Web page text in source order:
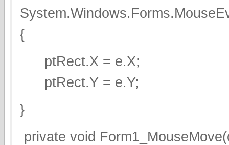
{
ptRect.X = e.X;
ptRect.Y = e.Y;
}
private void